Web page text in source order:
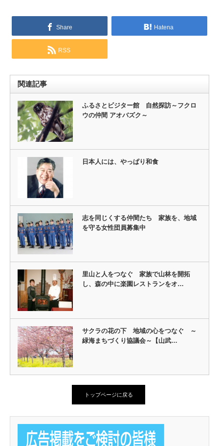
Share Hatena
RSS
関連記事
ふるさとビジター館 自然探訪～フクロ
ウの仲間 アオバズク～
日本人には、やっぱり和食
志を同じくする仲間たち 家族を、地域
を守る女性団員募集中
里山と人をつなぐ 家族で山林を開拓
し、森の中に楽園レストランをオ…
サクラの花の下 地域の心をつなぐ ～
緑海まちづくり協議会～【山武…
トップページに戻る